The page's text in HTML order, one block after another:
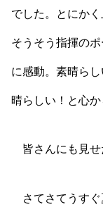
でした。とにか
そうそう指揮の
に感動。素晴ら
晴らしい！と心か
皆さんにも見せ
さてさてうすぐ